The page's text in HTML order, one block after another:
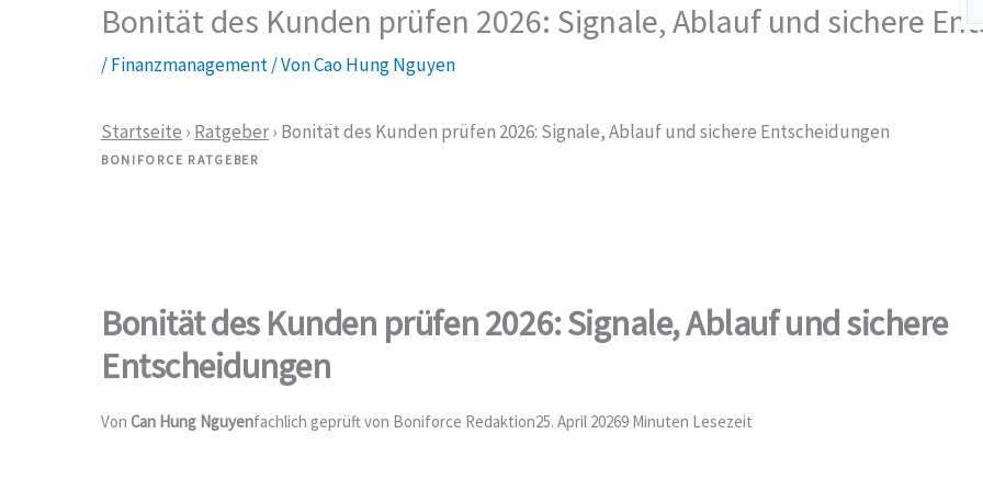
Bonität des Kunden prüfen 2026: Signale, Ablauf und sichere
/Finanzmanagement/ VonCao Hung Nguyen
Startseite › Ratgeber› Bonität des Kunden prüfen 2026: Signale, Ablauf und sichere Entscheidungen
BONIFORCE RATGEBER
Bonität des Kunden prüfen 2026: Signale, Ablauf und sichere
Entscheidungen
Von Can Hung Nguyenfachlich geprüft von Boniforce Redaktion25. April 20269 Minuten Lesezeit